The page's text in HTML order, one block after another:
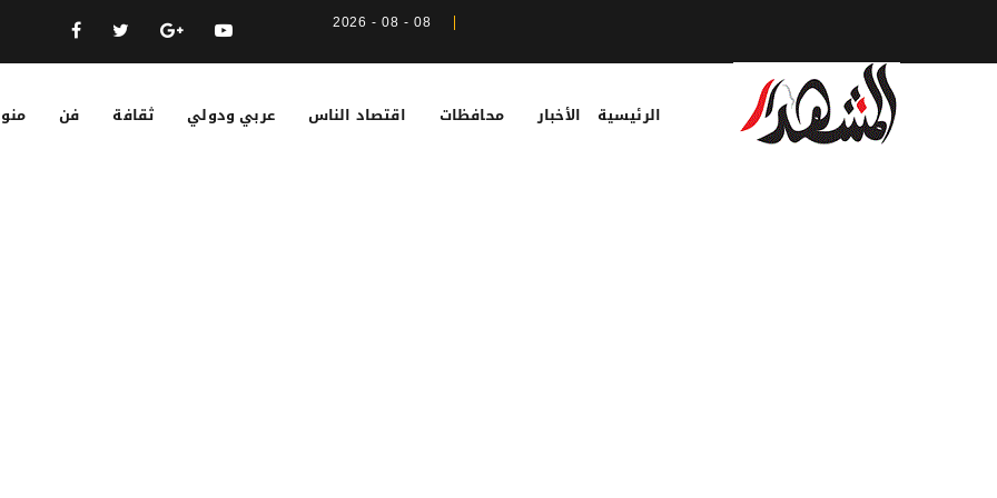
08 - 08 - 2026
الرئيسية الأخبار محافظات اقتصاد الناس عربي ودولي ثقافة فن